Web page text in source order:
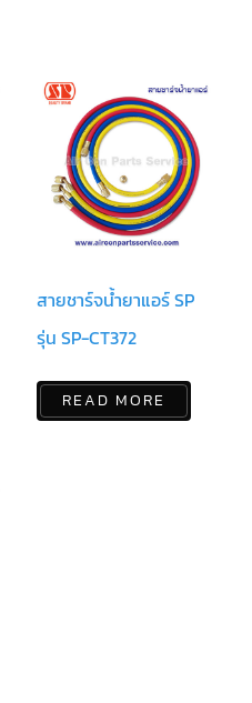
สายชาร์จน้ำยาแอร์ SP
รุ่น SP-CT372
READ MORE